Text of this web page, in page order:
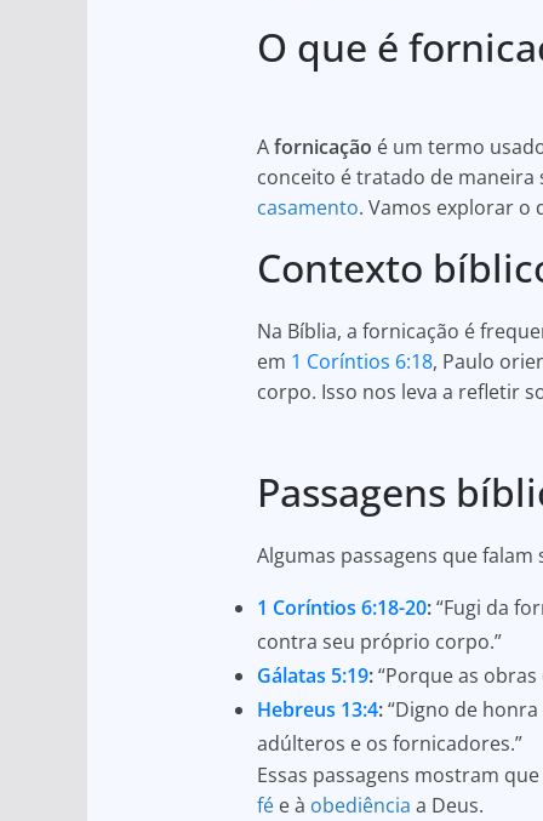
at
A
p
p
c
b
o
o
k
ar
O que é
Afornicação é um termo
conceito é tratado de maneira
casamento. Vamos explorar o
Contexto
Na Bíblia, a fornicação é
em 1 Coríntios 6:18, Paulo
corpo. Isso nos leva a refletir
Passagens
Algumas passagens que
1 Coríntios 6:18-20:“Fugi da
contra seu próprio corpo.”
Gálatas 5:19:“Porque as
Hebreus 13:4:“Digno de
adúlteros e os fornicadores.”
Essas passagens mostram
fé e à obediência a Deus.